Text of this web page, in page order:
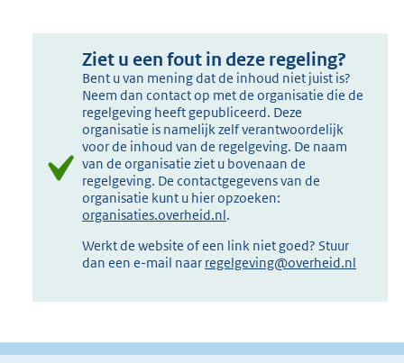
Ziet u een fout in deze regeling?
Bent u van mening dat de inhoud niet juist is?
Neem dan contact op met de organisatie die de
regelgeving heeft gepubliceerd. Deze
organisatie is namelijk zelf verantwoordelijk
voor de inhoud van de regelgeving. De naam
van de organisatie ziet u bovenaan de
regelgeving. De contactgegevens van de
organisatie kunt u hier opzoeken:
organisaties.overheid.nl.
Werkt de website of een link niet goed? Stuur
dan een e-mail naar regelgeving@overheid.nl